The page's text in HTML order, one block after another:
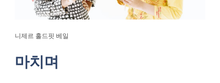
니제르 홀드핏 베일
마치며